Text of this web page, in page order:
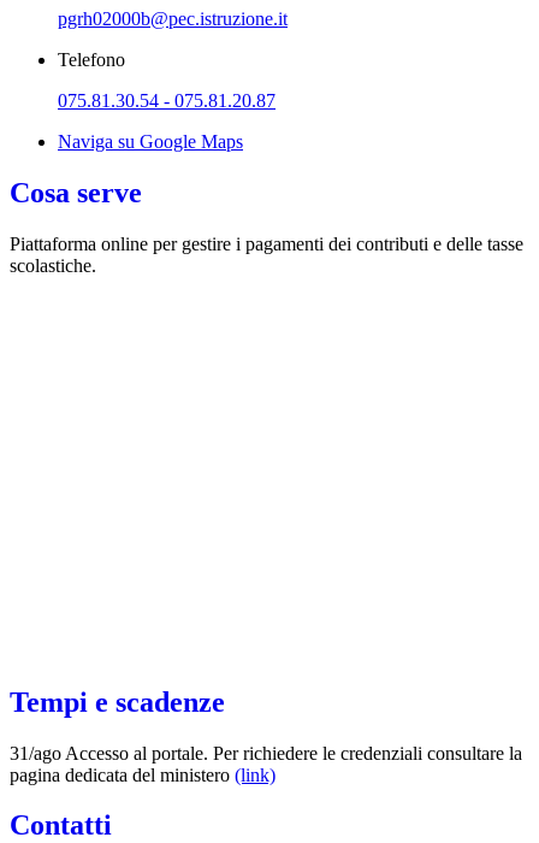
pgrh02000b@pec.istruzione.it
Telefono
075.81.30.54 - 075.81.20.87
Naviga su Google Maps
Cosa serve
Piattaforma online per gestire i pagamenti dei contributi e delle tasse
scolastiche.
Tempi e scadenze
31/ago Accesso al portale. Per richiedere le credenziali consultare la
pagina dedicata del ministero (link)
Contatti